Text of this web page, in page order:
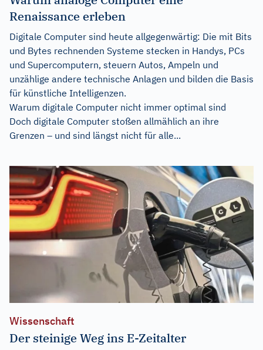
Renaissance erleben
Digitale Computer sind heute allgegenwärtig: Die mit Bits
und Bytes rechnenden Systeme stecken in Handys, PCs
und Supercomputern, steuern Autos, Ampeln und
unzählige andere technische Anlagen und bilden die Basis
für künstliche Intelligenzen.
Warum digitale Computer nicht immer optimal sind
Doch digitale Computer stoßen allmählich an ihre
Grenzen – und sind längst nicht für alle...
Wissenschaft
Der steinige Weg ins E-Zeitalter